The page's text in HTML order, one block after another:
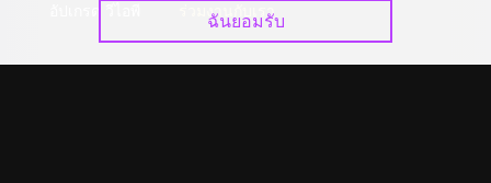
ร่วมงานกับเรา
ฉันยอมรับ